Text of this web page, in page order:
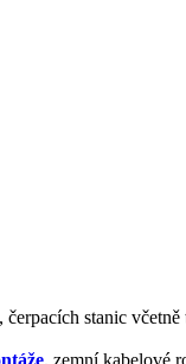
, čerpacích stanic včetně
, zemní kabelové